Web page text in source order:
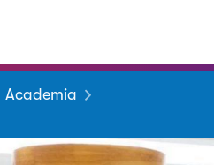
Academia